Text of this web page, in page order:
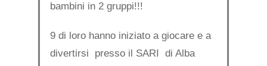
bambini in 2 gruppi!!!
9 di loro hanno iniziato a giocare e a
divertirsi presso il SARI di Alba